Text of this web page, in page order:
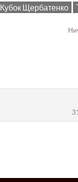
Кубок Щербатенко